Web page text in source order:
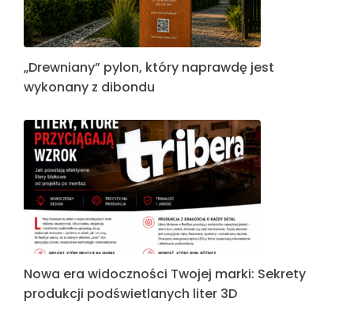
„Drewniany” pylon, który naprawdę jest
wykonany z dibondu
Nowa era widoczności Twojej marki: Sekrety
produkcji podświetlanych liter 3D